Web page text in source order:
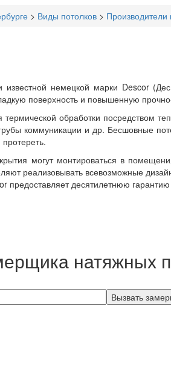
> Виды потолков > Производители
немецкой марки Descor
поверхность и повышенную
обработки посредством
коммуникации и др. Бесшовные
могут монтироваться в
реализовывать всевозможные
десятилетнюю
натяжных